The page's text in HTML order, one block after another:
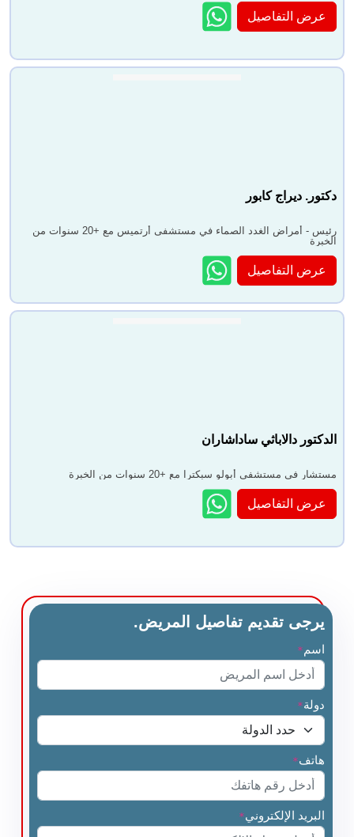
عرض التفاصيل
دكتور. ديراج كابور
رئيس - أمراض الغدد الصماء في مستشفى أرتميس مع +20 سنوات من
الخبرة
عرض التفاصيل
الدكتور دالاباثي ساداشاران
مستشار في مستشفى أبولو سبكترا مع +20 سنوات من الخبرة
عرض التفاصيل
يرجى تقديم تفاصيل المريض.
اسم *
دولة*
هاتف*
البريد الإلكتروني*